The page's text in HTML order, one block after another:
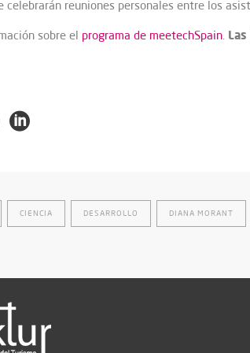
celebrarán reuniones personales entre los
sobre el programa de meetechSpain
CIENCIA DESARROLLO DIANA MORANT